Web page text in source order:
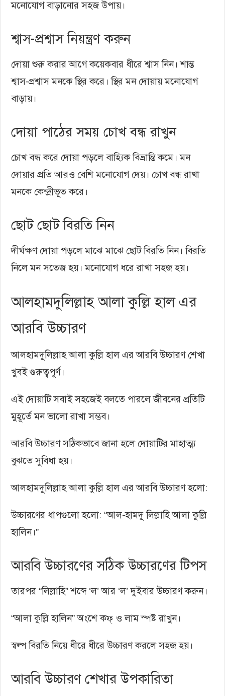
মনোযোগ বাড়ানোর সহজ উপায়।
শ্বাস-প্রশ্বাস নিয়ন্ত্রণ করুন
দোয়া শুরু করার আগে কয়েকবার ধীরে শ্বাস নিন। শান্ত
শ্বাস-প্রশ্বাস মনকে স্থির করে। স্থির মন দোয়ায় মনোযোগ
বাড়ায়।
দোয়া পাঠের সময় চোখ বন্ধ রাখুন
চোখ বন্ধ করে দোয়া পড়লে বাহ্যিক বিভ্রান্তি কমে। মন
দোয়ার প্রতি আরও বেশি মনোযোগ দেয়। চোখ বন্ধ রাখা
মনকে কেন্দ্রীভূত করে।
ছোট ছোট বিরতি নিন
দীর্ঘক্ষণ দোয়া পড়লে মাঝে মাঝে ছোট বিরতি নিন। বিরতি
নিলে মন সতেজ হয়। মনোযোগ ধরে রাখা সহজ হয়।
আলহামদুলিল্লাহ আলা কুল্লি হাল এর
আরবি উচ্চারণ
আলহামদুলিল্লাহ আলা কুল্লি হাল এর আরবি উচ্চারণ শেখা
খুবই গুরুত্বপূর্ণ।
এই দোয়াটি সবাই সহজেই বলতে পারলে জীবনের প্রতিটি
মুহূর্তে মন ভালো রাখা সম্ভব।
আরবি উচ্চারণ সঠিকভাবে জানা হলে দোয়াটির মাহাত্ম্য
বুঝতে সুবিধা হয়।
আলহামদুলিল্লাহ আলা কুল্লি হাল এর আরবি উচ্চারণ হলো:
উচ্চারণের ধাপগুলো হলো: “আল-হামদু লিল্লাহি আলা কুল্লি
হালিন।”
আরবি উচ্চারণের সঠিক উচ্চারণের টিপস
তারপর “লিল্লাহি” শব্দে ‘ল’ আর ‘ল’ দুইবার উচ্চারণ করুন।
“আলা কুল্লি হালিন” অংশে কফ্ ও লাম স্পষ্ট রাখুন।
স্বল্প বিরতি নিয়ে ধীরে ধীরে উচ্চারণ করলে সহজ হয়।
আরবি উচ্চারণ শেখার উপকারিতা